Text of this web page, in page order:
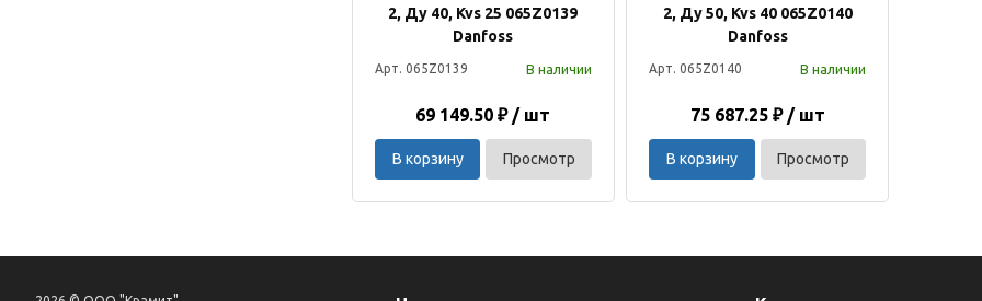
2, Ду 40, Kvs 25 065Z0139
Danfoss
Арт. 065Z0139 В наличии
69 149.50 ₽ / шт
В корзину Просмотр
2, Ду 50, Kvs 40 065Z0140
Danfoss
Арт. 065Z0140 В наличии
75 687.25 ₽ / шт
В корзину Просмотр